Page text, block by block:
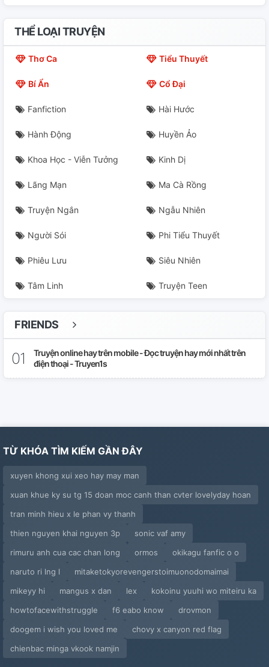
THỂ LOẠI TRUYỆN
Thơ Ca Tiểu Thuyết
Bí Ẩn Cổ Đại
Fanfiction Hài Hước
Hành Động Huyền Ảo
Khoa Học - Viễn Tưởng Kinh Dị
Lãng Mạn Ma Cà Rồng
Truyện Ngắn Ngẫu Nhiên
Người Sói Phi Tiểu Thuyết
Phiêu Lưu Siêu Nhiên
Tâm Linh Truyện Teen
FRIENDS
Truyện online hay trên mobile - Đọc truyện hay mới nhất trên
điện thoại - Truyen1s
TỪ KHÓA TÌM KIẾM GẦN ĐÂY
xuyen khong xui xeo hay may man
xuan khue ky su tg 15 doan moc canh than cvter lovelyday hoan
tran minh hieu x le phan vy thanh
thien nguyen khai nguyen 3p
sonic vaf amy
rimuru anh cua cac chan long
ormos
okikagu fanfic o o
naruto ri lng l
mitaketokyorevengerstoimuonodomaimai
mikeyy hi
mangus x dan lex
kokoinu yuuhi wo miteiru ka
howtofacewithstruggle
f6 eabo know
drovmon
doogem i wish you loved me
chovy x canyon red flag
chienbac minga vkook namjin